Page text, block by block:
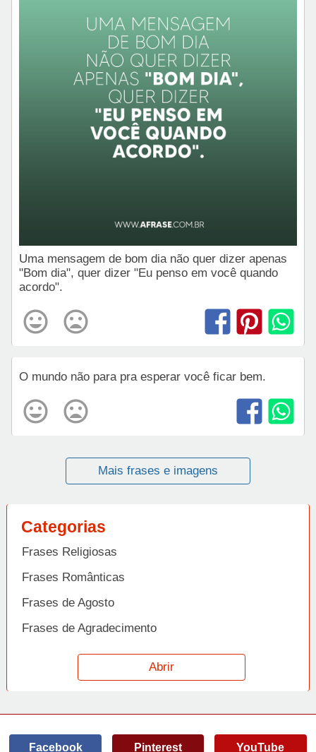
Uma mensagem de bom dia não quer dizer apenas
"Bom dia", quer dizer "Eu penso em você quando
acordo".
O mundo não para pra esperar você ficar bem.
Mais frases e imagens
Categorias
Frases Religiosas
Frases Românticas
Frases de Agosto
Frases de Agradecimento
Frases de Amizade
Frases de Amor
Abrir
Facebook Pinterest YouTube